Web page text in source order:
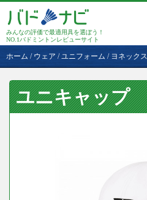
みんなの評価で最適用具を選ぼう！
NO.1バドミントンレビューサイト
ホーム / ウェア / ユニフォーム / ヨネックス
ユニキャップ